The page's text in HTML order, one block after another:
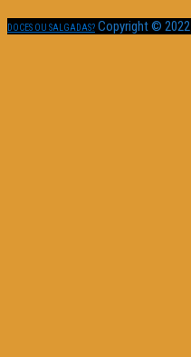
DOCES OU SALGADAS? Copyright © 2022